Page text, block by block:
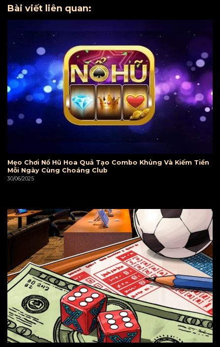
Bài viết liên quan:
Mẹo Chơi Nổ Hũ Hoa Quả Tạo Combo Khủng Và Kiếm Tiền
Mỗi Ngày Cùng Choáng Club
30/06/2025